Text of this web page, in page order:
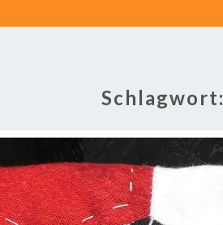
Schlagwort: